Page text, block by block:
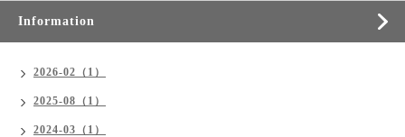
Information
2026-02（1）
2025-08（1）
2024-03（1）